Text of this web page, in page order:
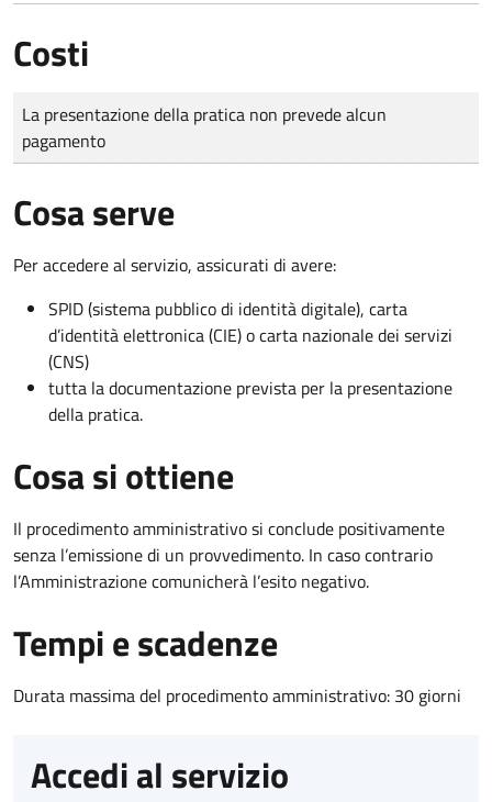
Costi
Tipo di pagamento
Importo
La presentazione della pratica non prevede alcun
pagamento
Cosa serve
Per accedere al servizio, assicurati di avere:
SPID (sistema pubblico di identità digitale), carta
d’identità elettronica (CIE) o carta nazionale dei servizi
(CNS)
tutta la documentazione prevista per la presentazione
della pratica.
Cosa si ottiene
Il procedimento amministrativo si conclude positivamente
senza l’emissione di un provvedimento. In caso contrario
l’Amministrazione comunicherà l’esito negativo.
Tempi e scadenze
Durata massima del procedimento amministrativo: 30 giorni
Accedi al servizio